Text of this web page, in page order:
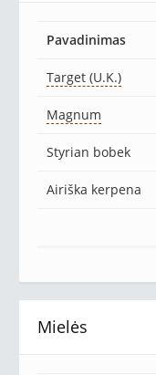
Pavadinimas
Target (U.K.)
Magnum
Styrian bobek
Airiška kerpena
Mielės